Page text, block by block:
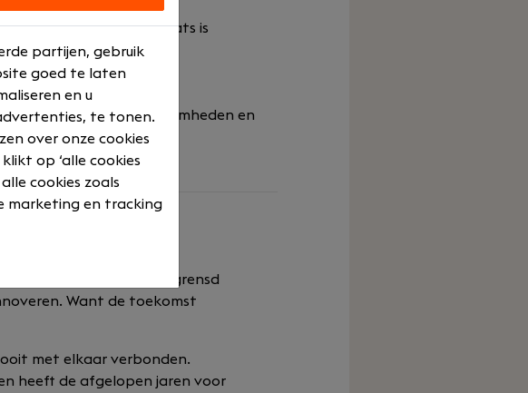
huis. De standplaats is
secundaire
sparren over je werkzaamheden en
samen vanuit onbegrensd
Want de toekomst
met elkaar verbonden.
heeft de afgelopen jaren voor
partijen, gebruik
goed te laten
en u
te tonen.
over onze cookies
op ‘alle cookies
cookies zoals
marketing en tracking